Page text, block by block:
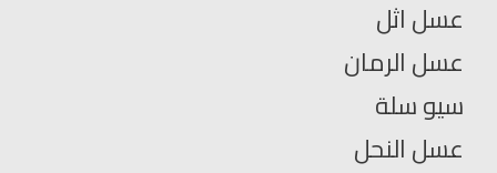
عسل اثل
عسل الرمان
سيو سلة
عسل النحل